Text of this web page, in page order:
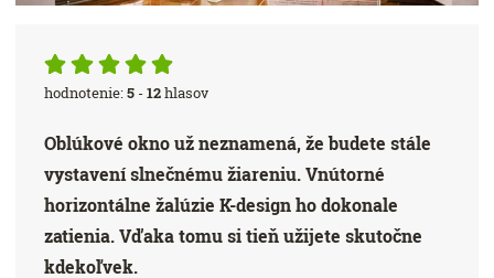
hodnotenie:5 -12hlasov
Oblúkové okno už neznamená, že budete stále
vystavení slnečnému žiareniu. Vnútorné
horizontálne žalúzie K-design ho dokonale
zatienia. Vďaka tomu si tieň užijete skutočne
kdekoľvek.